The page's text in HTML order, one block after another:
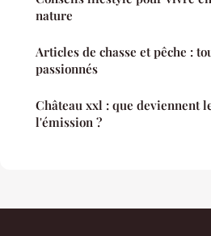
nature
Articles de chasse et pêche :
passionnés
Château xxl : que deviennent
l'émission ?